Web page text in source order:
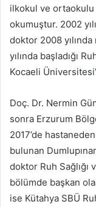
ilkokul ve ortaokulu
okumuştur. 2002
doktor 2008
yılında başladığı
Kocaeli
Doç. Dr. Nermin
sonra Erzurum
2017’de hastaneden
bulunan
doktor Ruh Sağlığı
bölümde başkan
ise Kütahya SBÜ